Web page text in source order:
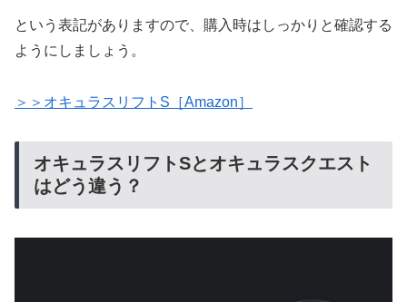
という表記がありますので、購入時はしっかりと確認する
ようにしましょう。
＞＞オキュラスリフトS［Amazon］
オキュラスリフトSとオキュラスクエスト
はどう違う？